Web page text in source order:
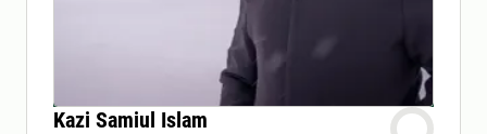
Kazi Samiul Islam